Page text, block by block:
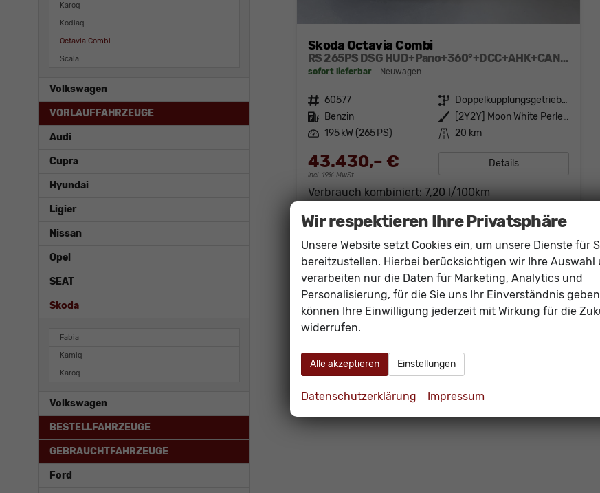
Skoda Octavia Combi
RS 265PS DSG HUD+Pano+360°+DCC+AHK+CANTON+Matrix+Alu19+eHeck+GV4
sofort lieferbar Neuwagen
Fahrzeugnr. 60577 Getriebe
Doppelkupplungsgetriebe (DSG)
Kraftstoff Benzin Außenfarbe
[2Y2Y] Moon White Perleffekt
Leistung 195 kW (265 PS) Kilometerstand 20 km
43.430,– €
incl. 19% MwSt.
Details
Verbrauch kombiniert: 7,20 l/100km
CO -Klasse: F
CO2 -Emissionen:163,00 g/km
Karoq
Kodiaq
Octavia Combi
Scala
Volkswagen
VORLAUFFAHRZEUGE
Audi
Cupra
Hyundai
Ligier
Nissan
Opel
SEAT
Skoda
Fabia
Kamiq
Karoq
Volkswagen
BESTELLFAHRZEUGE
GEBRAUCHTFAHRZEUGE
Ford
Wir respektieren Ihre Privatsphäre
Unsere Website setzt Cookies ein, um unsere Dienste für
bereitzustellen. Hierbei berücksichtigen wir Ihre Auswahl
verarbeiten nur die Daten für Marketing, Analytics und
Personalisierung, für die Sie uns Ihr Einverständnis
können Ihre Einwilligung jederzeit mit Wirkung für die
widerrufen.
Alle akzeptieren Einstellungen
Datenschutzerklärung Impressum